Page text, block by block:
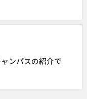
ンパスの紹介で